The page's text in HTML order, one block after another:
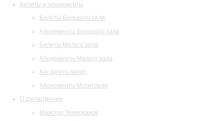
Билеты и абонементы
Билеты Большого зала
Абонементы Большого зала
Билеты Малого зала
Абонементы Малого зала
Как купить билет
Абонементы Музитория
О филармонии
Маэстро Темирканов